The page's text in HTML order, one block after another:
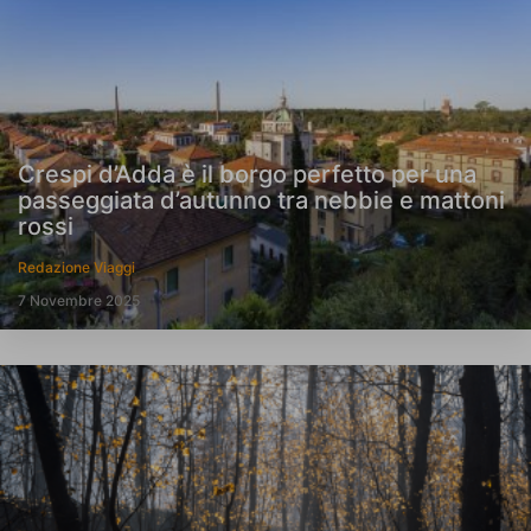
Crespi d’Adda è il borgo perfetto per una
passeggiata d’autunno tra nebbie e mattoni
rossi
Redazione Viaggi
7 Novembre 2025